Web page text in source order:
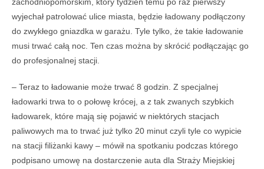
wyjechał patrolować ulice miasta, będzie ładowany podłączony
do zwykłego gniazdka w garażu. Tyle tylko, że takie ładowanie
musi trwać całą noc. Ten czas można by skrócić podłączając go
do profesjonalnej stacji.
– Teraz to ładowanie może trwać 8 godzin. Z specjalnej
ładowarki trwa to o połowę krócej, a z tak zwanych szybkich
ładowarek, które mają się pojawić w niektórych stacjach
paliwowych ma to trwać już tylko 20 minut czyli tyle co wypicie
na stacji filiżanki kawy – mówił na spotkaniu podczas którego
podpisano umowę na dostarczenie auta dla Straży Miejskiej